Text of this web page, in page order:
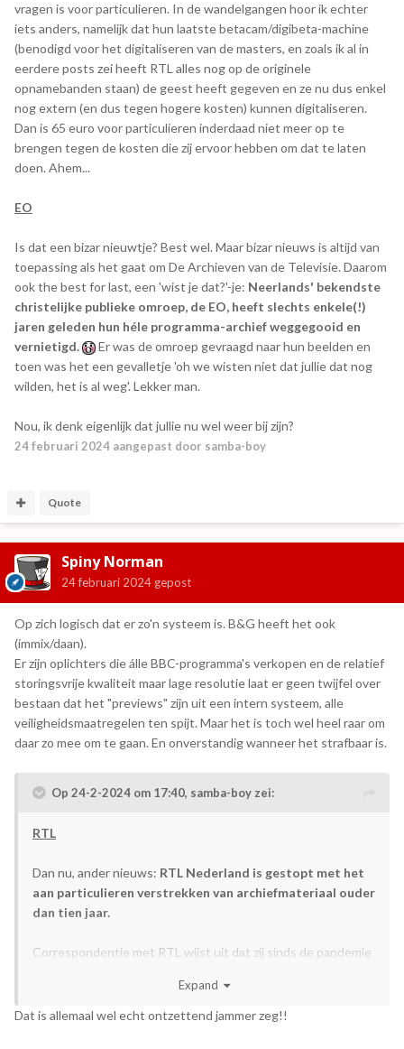
vragen is voor particulieren. In de wandelgangen hoor ik echter
iets anders, namelijk dat hun laatste betacam/digibeta-machine
(benodigd voor het digitaliseren van de masters, en zoals ik al in
eerdere posts zei heeft RTL alles nog op de originele
opnamebanden staan) de geest heeft gegeven en ze nu dus enkel
nog extern (en dus tegen hogere kosten) kunnen digitaliseren.
Dan is 65 euro voor particulieren inderdaad niet meer op te
brengen tegen de kosten die zij ervoor hebben om dat te laten
doen. Ahem...
EO
Is dat een bizar nieuwtje? Best wel. Maar bizar nieuws is altijd van
toepassing als het gaat om De Archieven van de Televisie. Daarom
ook the best for last, een 'wist je dat?'-je: Neerlands' bekendste
christelijke publieke omroep, de EO, heeft slechts enkele(!)
jaren geleden hun héle programma-archief weggegooid en
vernietigd.
Er was de omroep gevraagd naar hun beelden en
toen was het een gevalletje 'oh we wisten niet dat jullie dat nog
wilden, het is al weg'. Lekker man.
Nou, ik denk eigenlijk dat jullie nu wel weer bij zijn?
24 februari 2024 aangepast door samba-boy
Quote
Spiny Norman
24 februari 2024 gepost
Op zich logisch dat er zo'n systeem is. B&G heeft het ook
(immix/daan).
Er zijn oplichters die álle BBC-programma's verkopen en de relatief
storingsvrije kwaliteit maar lage resolutie laat er geen twijfel over
bestaan dat het "previews" zijn uit een intern systeem, alle
veiligheidsmaatregelen ten spijt. Maar het is toch wel heel raar om
daar zo mee om te gaan. En onverstandig wanneer het strafbaar is.
Op 24-2-2024 om 17:40, samba-boy zei:
RTL
Dan nu, ander nieuws: RTL Nederland is gestopt met het
aan particulieren verstrekken van archiefmateriaal ouder
dan tien jaar.
Correspondentie met RTL wijst uit dat zij sinds de pandemie
archiefmateriaal aan particulieren. Spreekt voor zich, er was
geen werk op locatie mogelijk. Nu is mij verteld dat ze dit zo
Expand
Dat is allemaal wel echt ontzettend jammer zeg!!